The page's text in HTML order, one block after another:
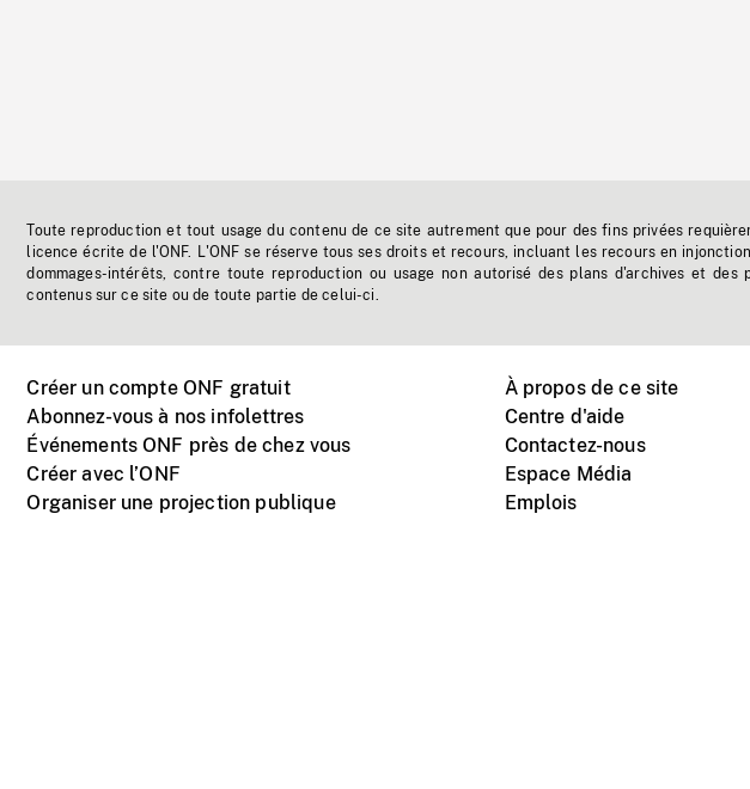
Toute reproduction et tout usage du contenu de ce site autrement que pour des fins privées
licence écrite de l'ONF. L'ONF se réserve tous ses droits et recours, incluant les recours en
dommages-intérêts, contre toute reproduction ou usage non autorisé des plans d'archives et des
contenus sur ce site ou de toute partie de celui-ci.
Créer un compte ONF gratuit
Abonnez-vous à nos infolettres
Événements ONF près de chez vous
Créer avec l’ONF
Organiser une projection publique
À propos de ce site
Centre d'aide
Contactez-nous
Espace Média
Emplois